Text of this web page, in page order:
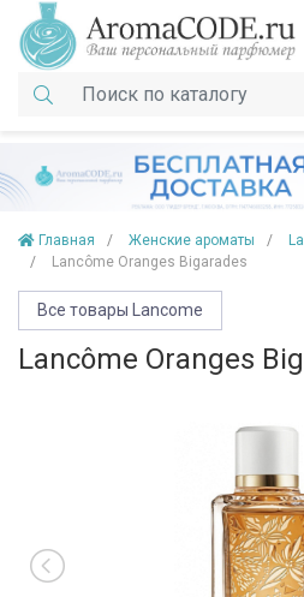
Главная Женские ароматы
Lancôme Oranges Bigarades
Все товары Lancome
Lancôme Oranges